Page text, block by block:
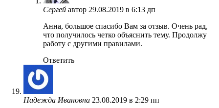
Сергей автор 29.08.2019 в 6:13 дп
Анна, большое спасибо Вам за отзыв. Очень рад,
что получилось четко объяснить тему. Продолжу
работу с другими правилами.
Ответить
Надежда Ивановна 23.08.2019 в 2:29 пп